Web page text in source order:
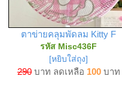
ตาข่ายคลุมพัดลม Kitty F
รหัส Misc436F
[หยิบใส่ถุง]
290บาท ลดเหลือ 100บาท